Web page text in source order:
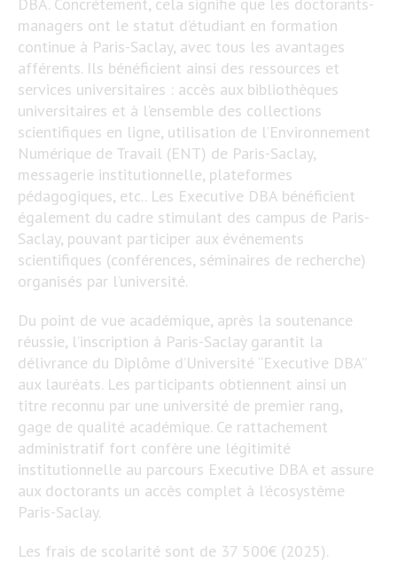
managers ont le statut d’étudiant en formation
continue à Paris-Saclay, avec tous les avantages
afférents. Ils bénéficient ainsi des ressources et
services universitaires : accès aux bibliothèques
universitaires et à l’ensemble des collections
scientifiques en ligne, utilisation de l’Environnement
Numérique de Travail (ENT) de Paris-Saclay,
messagerie institutionnelle, plateformes
pédagogiques, etc.. Les Executive DBA bénéficient
également du cadre stimulant des campus de Paris-
Saclay, pouvant participer aux événements
scientifiques (conférences, séminaires de recherche)
organisés par l’université.
Du point de vue académique, après la soutenance
réussie, l’inscription à Paris-Saclay garantit la
délivrance du Diplôme d’Université “Executive DBA”
aux lauréats. Les participants obtiennent ainsi un
titre reconnu par une université de premier rang,
gage de qualité académique. Ce rattachement
administratif fort confère une légitimité
institutionnelle au parcours Executive DBA et assure
aux doctorants un accès complet à l’écosystème
Paris-Saclay.
Les frais de scolarité sont de 37 500€ (2025).